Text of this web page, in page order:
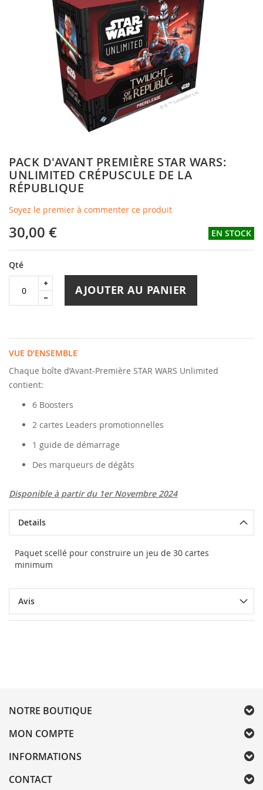
PACK D'AVANT PREMIÈRE STAR WARS:
UNLIMITED CRÉPUSCULE DE LA
RÉPUBLIQUE
Soyez le premier à commenter ce produit
30,00 € EN STOCK
Qté
AJOUTER AU PANIER
VUE D’ENSEMBLE
Chaque boîte d’Avant-Première STAR WARS Unlimited
contient:
6 Boosters
2 cartes Leaders promotionnelles
1 guide de démarrage
Des marqueurs de dégâts
Disponible à partir du 1er Novembre 2024
to
the
beginning
the
images
gallery
Details
Paquet scellé pour construire un jeu de 30 cartes
minimum
Avis
NOTRE BOUTIQUE
MON COMPTE
INFORMATIONS
CONTACT